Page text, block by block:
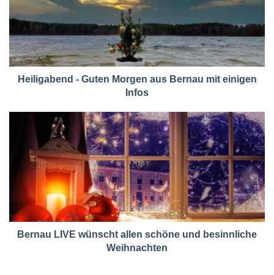
Heiligabend - Guten Morgen aus Bernau mit einigen
Infos
Bernau LIVE wünscht allen schöne und besinnliche
Weihnachten